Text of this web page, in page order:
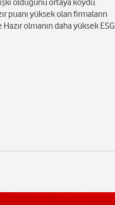
olduğunu ortaya koydu.
puanı yüksek olan firmaların
olmanın daha yüksek ESG